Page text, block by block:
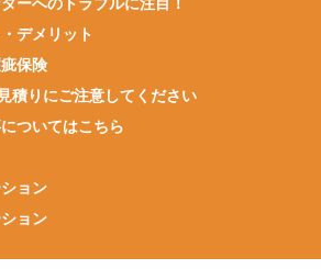
ーへのトラブルに注目！
デメリット
保険
積りにご注意してください
ついてはこちら
ョン
ョン